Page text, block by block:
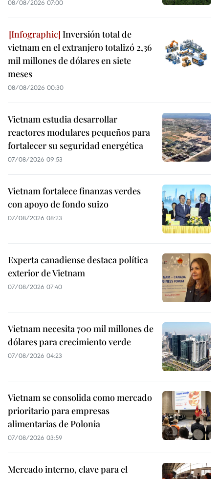
08/08/2026 07:00
Inversión total de
vietnam en el extranjero totalizó 2,36
mil millones de dólares en siete
meses
08/08/2026 00:30
Vietnam estudia desarrollar
reactores modulares pequeños para
fortalecer su seguridad energética
07/08/2026 09:53
Vietnam fortalece finanzas verdes
con apoyo de fondo suizo
07/08/2026 08:23
Experta canadiense destaca política
exterior de Vietnam
07/08/2026 07:40
Vietnam necesita 700 mil millones de
dólares para crecimiento verde
07/08/2026 04:23
Vietnam se consolida como mercado
prioritario para empresas
alimentarias de Polonia
07/08/2026 03:59
Mercado interno, clave para el